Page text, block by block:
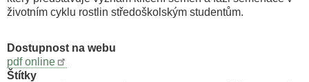
životním cyklu rostlin středoškolským studentům.
Dostupnost na webu
pdf online
Štítky